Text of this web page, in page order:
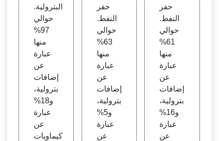
البترولية.
حوالي
97%
منها
عبارة
عن
إضافات
بترولية،
و18%
عبارة
عن
كيماويات
حفر
النفط.
حوالي
63%
منها
عبارة
عن
إضافات
بترولية،
و5%
عبارة
عن
حفر
النفط.
حوالي
61%
منها
عبارة
عن
إضافات
بترولية،
و16%
عبارة
عن